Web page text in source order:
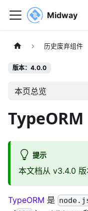
Midway
历史废弃组件
版本：4.0.0
本页总览
TypeORM
提示
本文档从 v3.4.0 版
TypeORM 是